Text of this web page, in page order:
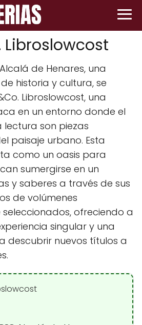
Libroslowcost
de Henares, una
historia y cultura, se
Libroslowcost, una
en un entorno donde el
son piezas
paisaje urbano. Esta
como un oasis para
sumergirse en un
y saberes a través de sus
de volúmenes
ofreciendo a
singular y una
descubrir nuevos títulos a